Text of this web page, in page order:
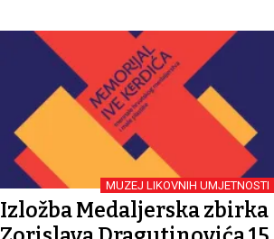
MUZEJ LIKOVNIH UMJETNOSTI
Izložba Medaljerska zbirka